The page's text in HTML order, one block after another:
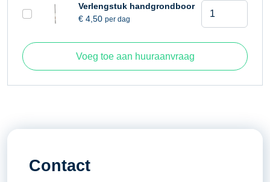
Verlengstuk handgrondboor
€4,50 per dag
millimeter
Voeg toe aan huuraanvraag
Contact